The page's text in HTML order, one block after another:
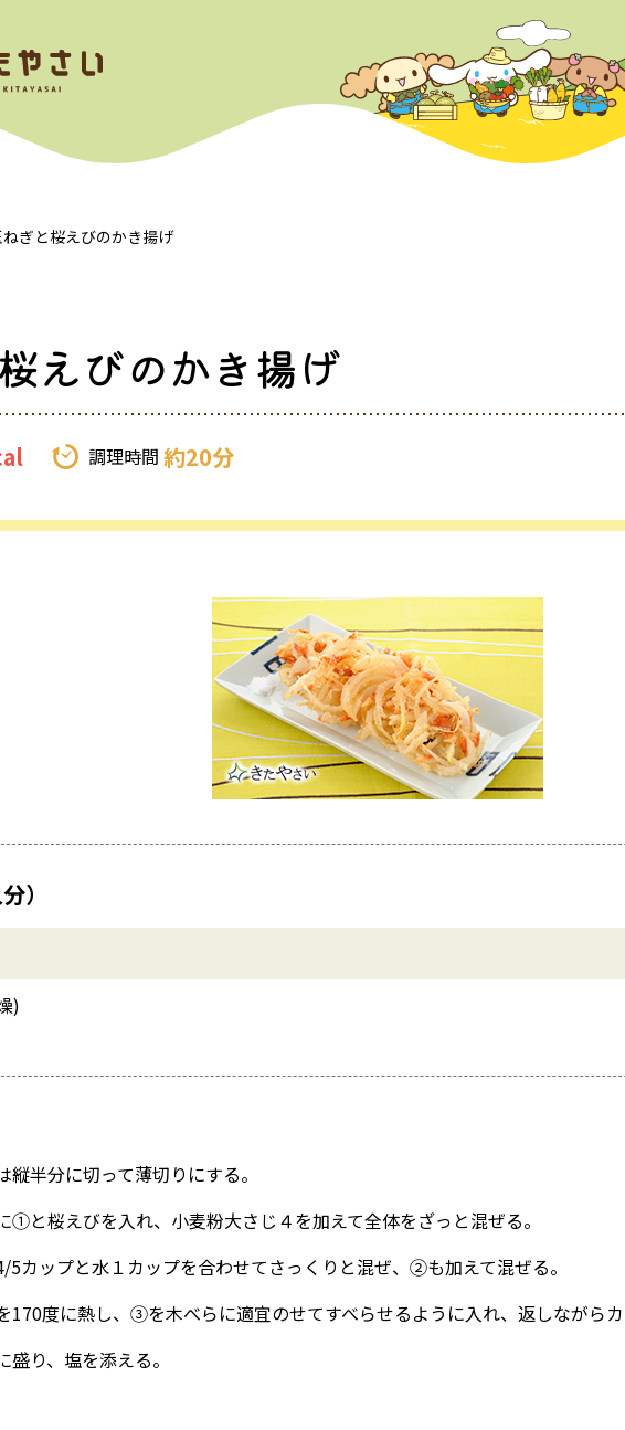
ぎと桜えびのかき揚げ
えびのかき揚げ
調理時間 約20分
）
)
縦半分に切って薄切りにする。
①と桜えびを入れ、小麦粉大さじ４を加えて全体をざっと混ぜる。
5カップと水１カップを合わせてさっくりと混ぜ、②も加えて混ぜる。
170度に熱し、③を木べらに適宜のせてすべらせるように入れ、返しながら
り、塩を添える。